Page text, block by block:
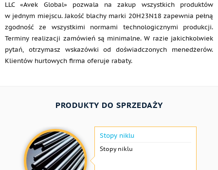
LLC «Avek Global» pozwala na zakup wszystkich produktów
w jednym miejscu. Jakość blachy marki 20H23N18 zapewnia pełną
zgodność ze wszystkimi normami technologicznymi produkcji.
Terminy realizacji zamówień są minimalne. W razie jakichkolwiek
pytań, otrzymasz wskazówki od doświadczonych menedżerów.
Klientów hurtowych firma oferuje rabaty.
PRODUKTY DO SPRZEDAŻY
Stopy niklu
Stopy niklu